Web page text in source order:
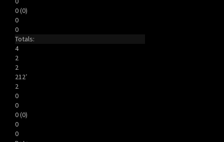
0 (0)
0
0
Totals:
4
2
2
212′
2
0
0
0 (0)
0
0